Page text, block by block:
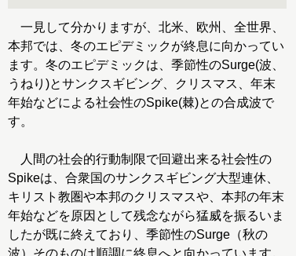
一見して分かりますが、北米、欧州、全世界、
本邦では、冬のエピデミックが終息に向かってい
ます。冬のエピデミックは、季節性のSurge(波、
うねり)とサンクスギビング、クリスマス、年末
年始などによる社会性のSpike(棘)との合成波で
す。
人間の社会的行動制限で回避出来る社会性の
Spikeは、合衆国のサンクスギビング大型連休、
キリスト教圏や本邦のクリスマスや、本邦の年末
年始などを原因として残念ながら猛威を振るいま
したが既に終えており、季節性のSurge（秋の
波）そのものは順調に終息へと向かっています。